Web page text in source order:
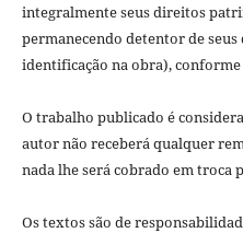
integralmente seus direitos
permanecendo detentor de
identificação na obra), conforme
O trabalho publicado é
autor não receberá qualquer
nada lhe será cobrado em troca
Os textos são de